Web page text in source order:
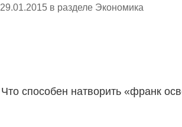
29.01.2015 в разделе Экономика
Что способен натворить «франк